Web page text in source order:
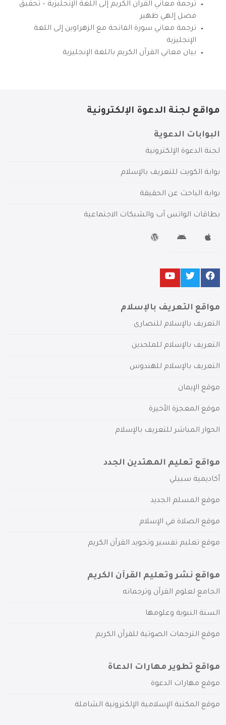
ترجمة معاني القرآن الكريم إلى اللغة الإنجليزية – تحقيق
فضل إلهي ظهير
ترجمة معاني سورة الفاتحة مع الزهراوين إلى اللغة
الإنجليزية
بيان معاني القرآن الكريم باللغة الإنجليزية
مواقع لجنة الدعوة الإلكترونية
البوابات الدعوية
لجنة الدعوة الإلكترونية
بوابة الكويت للتعريف بالإسلام
بوابة الباحث عن الحقيقة
بطاقات الواتس آب والشبكات الاجتماعية
مواقع التعريف بالإسلام
التعريف بالإسلام للنصارى
التعريف بالإسلام للملحدين
التعريف بالإسلام للهندوس
موقع الإيمان
موقع المعجزة الأخيرة
الحوار المباشر للتعريف بالإسلام
مواقع تعليم المهتدين الجدد
أكاديمية سبيلي
موقع المسلم الجديد
موقع الصلاة في الإسلام
موقع تعليم تفسير وتجويد القرآن الكريم
مواقع نشر وتعليم القرآن الكريم
الجامع لعلوم القرآن وترجماته
السنة النبوية وعلومها
موقع الترجمات الصوتية للقرآن الكريم
مواقع تطوير مهارات الدعاة
موقع مهارات الدعوة
موقع المكتبة الإسلامية الإلكترونية الشاملة